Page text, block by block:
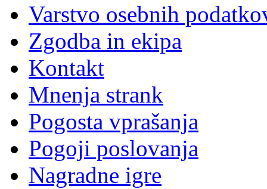
Varstvo osebnih
Zgodba in ekipa
Kontakt
Mnenja strank
Pogosta vprašanja
Pogoji poslovanja
Nagradne igre